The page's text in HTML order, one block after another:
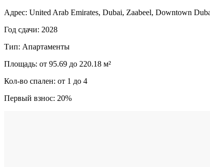
Адрес: United Arab Emirates, Dubai, Zaabeel, Downtown
Год сдачи: 2028
Тип: Апартаменты
Площадь: от 95.69 до 220.18 м²
Кол-во спален: от 1 до 4
Первый взнос: 20%